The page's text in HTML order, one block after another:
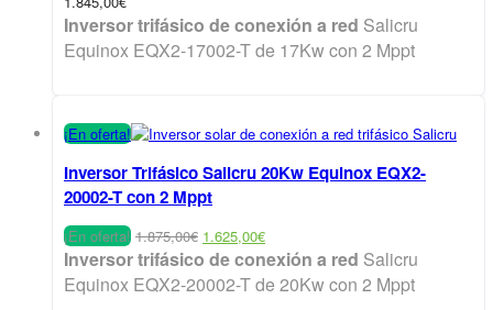
Inversor trifásico de conexión a red Salicru
Equinox EQX2-17002-T de 17Kw con 2 Mppt
¡En oferta!
Inversor Trifásico Salicru 20Kw Equinox EQX2-
20002-T con 2 Mppt
¡En oferta! 1.875,00€ El
precio
original
era:
1.625,00€El
precio
actual
es:
Inversor trifásico de conexión a red Salicru
Equinox EQX2-20002-T de 20Kw con 2 Mppt